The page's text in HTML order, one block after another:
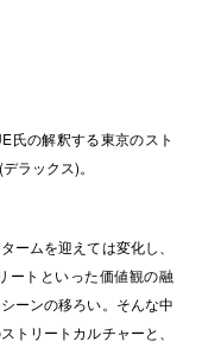
氏の解釈する東京のスト
ラックス)。
ームを迎えては変化し、
ートといった価値観の融
ーンの移ろい。そんな中
トリートカルチャーと、